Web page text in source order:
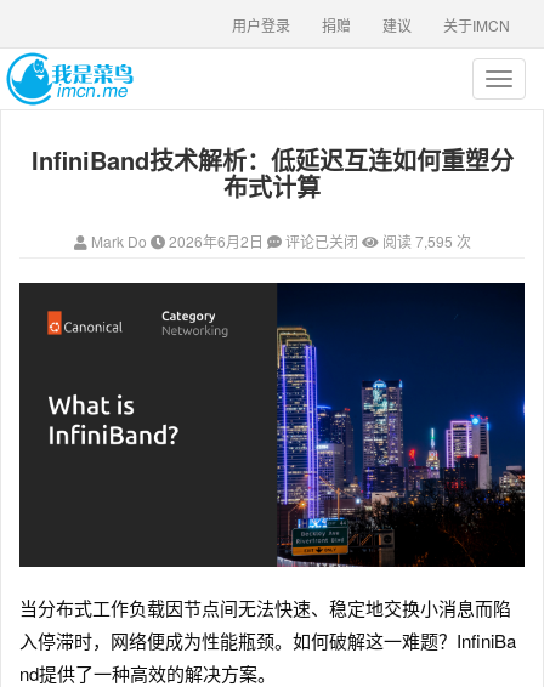
关于IMCN
建议
捐赠
用户登录
T
o
g
InfiniBand技术解析：低延迟互连如何重塑分
布式计算
Mark Do 2026年6月2日 评论已关闭 阅读 7,595 次
当分布式工作负载因节点间无法快速、稳定地交换小消息而陷
入停滞时，网络便成为性能瓶颈。如何破解这一难题？InfiniBa
nd提供了一种高效的解决方案。